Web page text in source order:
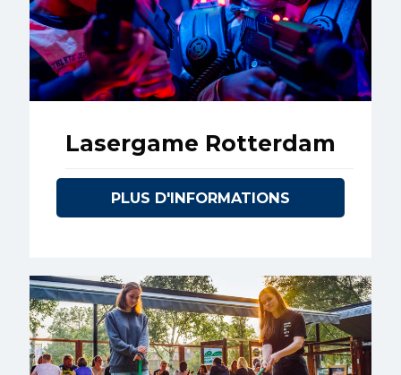
Lasergame Rotterdam
PLUS D'INFORMATIONS